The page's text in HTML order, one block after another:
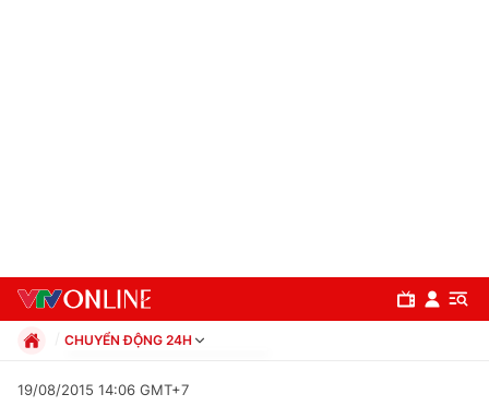
CHUYỂN ĐỘNG 24H
Xã hội
19/08/2015 14:06 GMT+7